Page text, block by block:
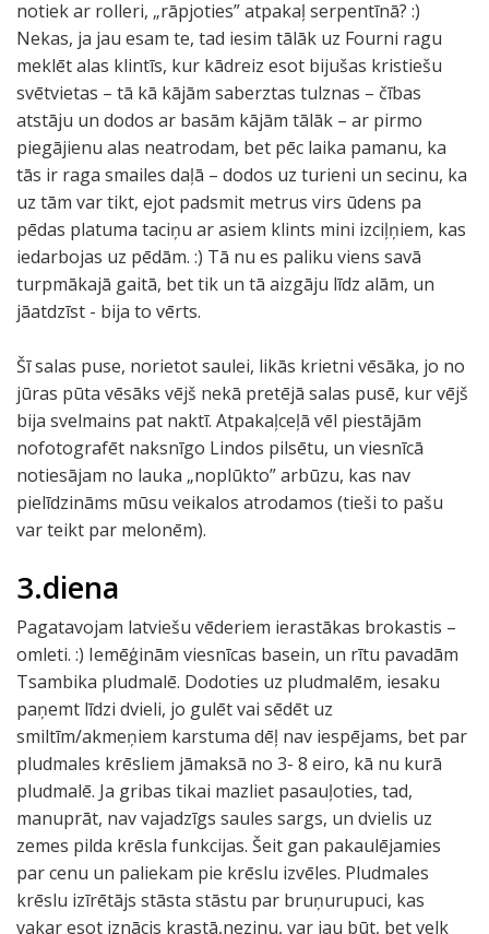
notiek ar rolleri, „rāpjoties” atpakaļ serpentīnā? :)
Nekas, ja jau esam te, tad iesim tālāk uz Fourni ragu
meklēt alas klintīs, kur kādreiz esot bijušas kristiešu
svētvietas – tā kā kājām saberztas tulznas – čības
atstāju un dodos ar basām kājām tālāk – ar pirmo
piegājienu alas neatrodam, bet pēc laika pamanu, ka
tās ir raga smailes daļā – dodos uz turieni un secinu, ka
uz tām var tikt, ejot padsmit metrus virs ūdens pa
pēdas platuma taciņu ar asiem klints mini izciļņiem, kas
iedarbojas uz pēdām. :) Tā nu es paliku viens savā
turpmākajā gaitā, bet tik un tā aizgāju līdz alām, un
jāatdzīst - bija to vērts.
Šī salas puse, norietot saulei, likās krietni vēsāka, jo no
jūras pūta vēsāks vējš nekā pretējā salas pusē, kur vējš
bija svelmains pat naktī. Atpakaļceļā vēl piestājām
nofotografēt naksnīgo Lindos pilsētu, un viesnīcā
notiesājam no lauka „noplūkto” arbūzu, kas nav
pielīdzināms mūsu veikalos atrodamos (tieši to pašu
var teikt par melonēm).
3.diena
Pagatavojam latviešu vēderiem ierastākas brokastis –
omleti. :) Iemēģinām viesnīcas basein, un rītu pavadām
Tsambika pludmalē. Dodoties uz pludmalēm, iesaku
paņemt līdzi dvieli, jo gulēt vai sēdēt uz
smiltīm/akmeņiem karstuma dēļ nav iespējams, bet par
pludmales krēsliem jāmaksā no 3- 8 eiro, kā nu kurā
pludmalē. Ja gribas tikai mazliet pasauļoties, tad,
manuprāt, nav vajadzīgs saules sargs, un dvielis uz
zemes pilda krēsla funkcijas. Šeit gan pakaulējamies
par cenu un paliekam pie krēslu izvēles. Pludmales
krēslu izīrētājs stāsta stāstu par bruņurupuci, kas
vakar esot iznācis krastā,nezinu, var jau būt, bet velk